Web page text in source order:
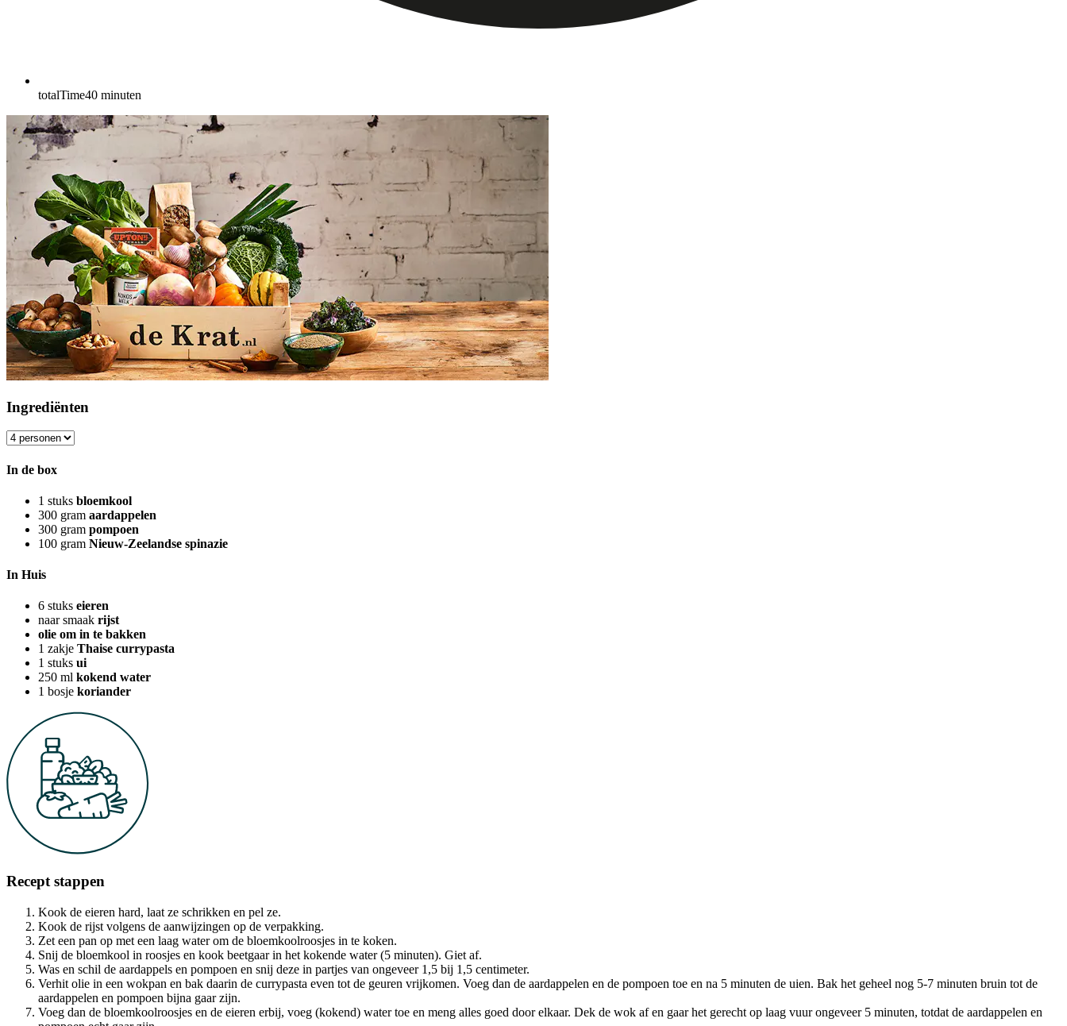
totalTime40 minuten
Ingrediënten
In de box
1 stuks bloemkool
300 gram aardappelen
300 gram pompoen
100 gram Nieuw-Zeelandse spinazie
In Huis
6 stuks eieren
naar smaak rijst
olie om in te bakken
1 zakje Thaise currypasta
1 stuks ui
250 ml kokend water
1 bosje koriander
Recept stappen
Kook de eieren hard, laat ze schrikken en pel ze.
Kook de rijst volgens de aanwijzingen op de verpakking.
Zet een pan op met een laag water om de bloemkoolroosjes in te koken.
Snij de bloemkool in roosjes en kook beetgaar in het kokende water (5 minuten). Giet af.
Was en schil de aardappels en pompoen en snij deze in partjes van ongeveer 1,5 bij 1,5 centimeter.
Verhit olie in een wokpan en bak daarin de currypasta even tot de geuren vrijkomen. Voeg dan de aardappelen en de pompoen toe en na 5 minuten de uien. Bak het geheel nog 5-7 minuten bruin tot de
aardappelen en pompoen bijna gaar zijn.
Voeg dan de bloemkoolroosjes en de eieren erbij, voeg (kokend) water toe en meng alles goed door elkaar. Dek de wok af en gaar het gerecht op laag vuur ongeveer 5 minuten, totdat de aardappelen en